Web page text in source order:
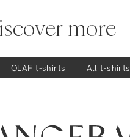
more
OLAF t-shirts All t-shirts